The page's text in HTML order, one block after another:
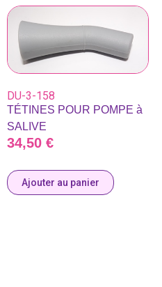
DU-3-158
TÉTINES POUR POMPE à
SALIVE
34,50 €
Ajouter au panier